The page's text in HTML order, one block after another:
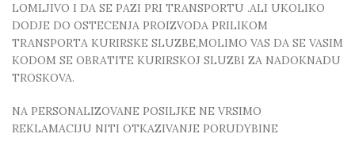
LOMLJIVO I DA SE PAZI PRI TRANSPORTU .ALI UKOLIKO
DODJE DO OSTECENJA PROIZVODA PRILIKOM
TRANSPORTA KURIRSKE SLUZBE,MOLIMO VAS DA SE VASIM
KODOM SE OBRATITE KURIRSKOJ SLUZBI ZA NADOKNADU
TROSKOVA.
NA PERSONALIZOVANE POSILJKE NE VRSIMO
REKLAMACIJU NITI OTKAZIVANJE PORUDYBINE